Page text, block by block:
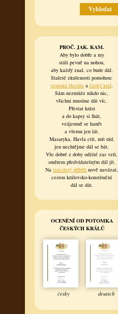
PROČ. JAK. KAM.
Aby bylo dobře a my
stáli pevně na nohou,
aby každý znal, co bude dál.
Staleté zkušenosti pomohou:
zemská šlechtaa český král.
Sám nezmůže nikdo nic,
všichni musíme dát víc.
Přestat krást
a do kapsy si lhát,
vzájemně se hanět
a všemu jen lát.
Masaryka, Havla ctít, mít rád,
jen nechtějme dál se bát.
Vše dobré z doby odžité zas vzít,
směrem předvídatelným dál jít.
Na tisíciletý příběh nově navázat,
cestou královsko-konstituční
dál se dát.
OCENĚNÍ OD POTOMKA
ČESKÝCH KRÁLŮ
česky deutsch